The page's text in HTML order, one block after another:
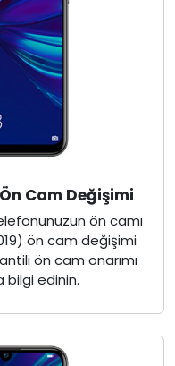
Cam Değişimi
ön camı
ön cam değişimi
ön cam onarımı
bilgi edinin.